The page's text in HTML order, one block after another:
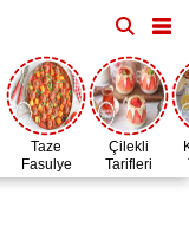
Taze
Fasulye
Zamanı
Çilekli
Tarifleri